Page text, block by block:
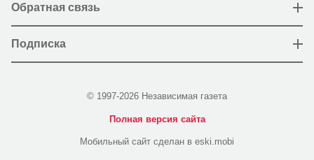
Обратная связь
Подписка
© 1997-2026 Независимая газета
Полная версия сайта
Мобильный сайт сделан в eski.mobi